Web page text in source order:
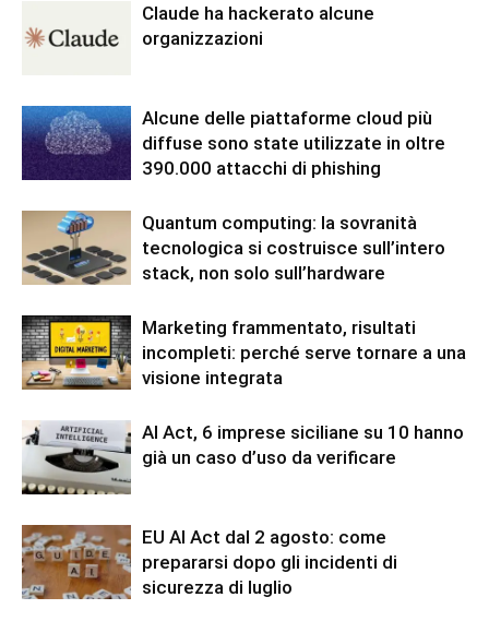
Claude ha hackerato alcune
organizzazioni
Alcune delle piattaforme cloud più
diffuse sono state utilizzate in oltre
390.000 attacchi di phishing
Quantum computing: la sovranità
tecnologica si costruisce sull’intero
stack, non solo sull’hardware
Marketing frammentato, risultati
incompleti: perché serve tornare a una
visione integrata
AI Act, 6 imprese siciliane su 10 hanno
già un caso d’uso da verificare
EU AI Act dal 2 agosto: come
prepararsi dopo gli incidenti di
sicurezza di luglio